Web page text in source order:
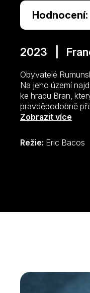
Hodnocení:
2023 |
Obyvatelé
Na jeho území
ke hradu Bran,
pravděpodobně
Brama Stokera.
jsou připomínkou
Zobrazit více
Režie: Eric Bacos